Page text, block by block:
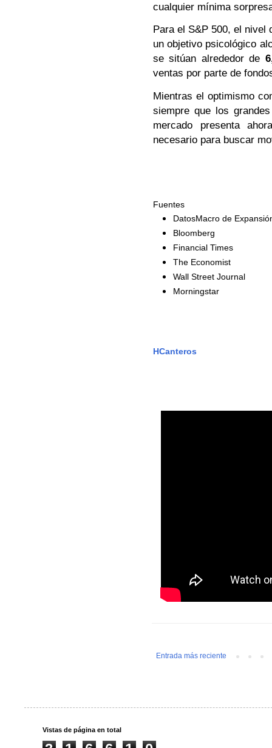
cualquier mínima
Para el S&P 500, el nivel
un objetivo psicológico
se sitúan alrededor de
ventas por parte de
Mientras el optimismo
siempre que los
mercado presenta
necesario para buscar
Fuentes
DatosMacro de
Bloomberg
Financial Times
The Economist
Wall Street Journal
Morningstar
HCanteros
Entrada más reciente
Vistas de página en total